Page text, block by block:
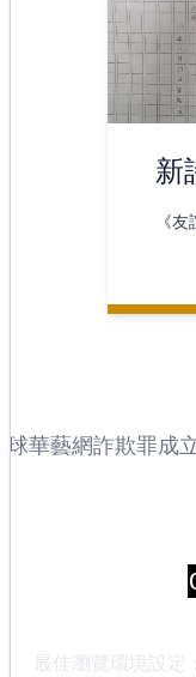
新
《
徊
人
港灣
華藝網詐欺罪成立
最佳瀏覽環境設定